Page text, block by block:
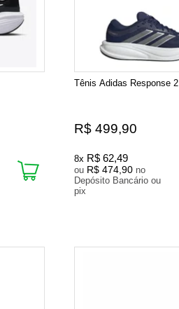
Tênis Adidas Response 2
R$ 499,90
8x R$ 62,49
ou R$ 474,90 no
Depósito Bancário ou
pix